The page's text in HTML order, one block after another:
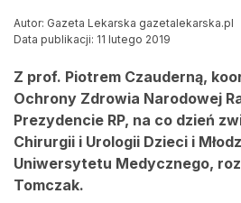
Autor: Gazeta Lekarska gazetalekarska.pl
Data publikacji: 11 lutego 2019
Z prof. Piotrem Czauderną,
Ochrony Zdrowia Narodowej
Prezydencie RP, na co dzień
Chirurgii i Urologii Dzieci i
Uniwersytetu Medycznego,
Tomczak.